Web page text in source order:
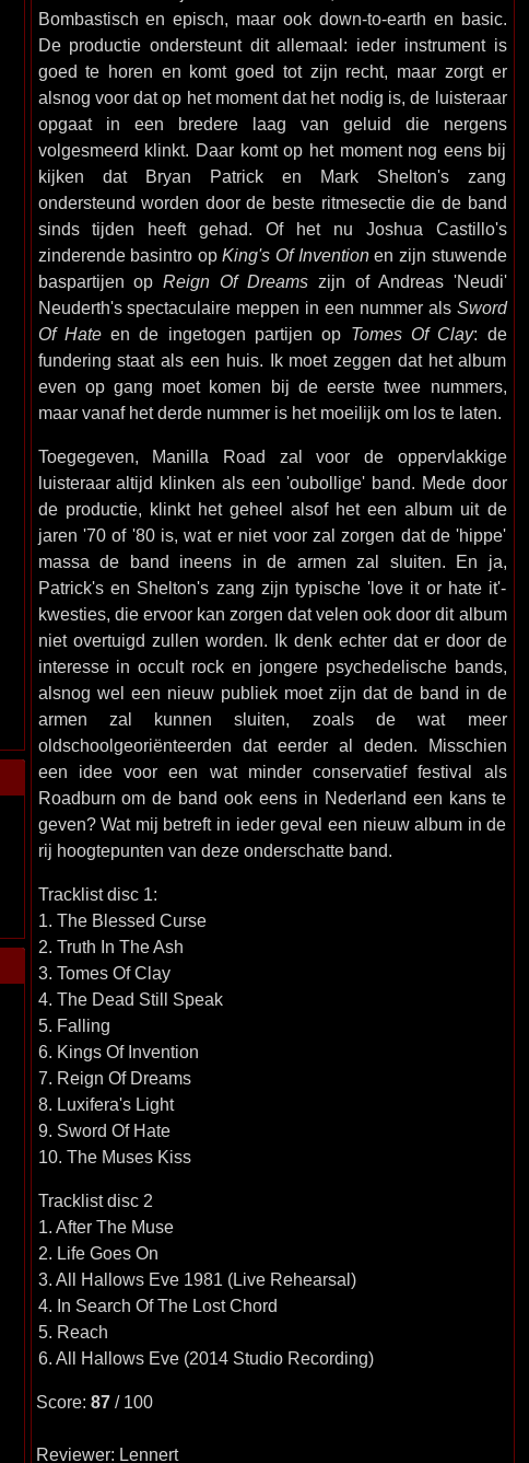
Bombastisch en episch, maar ook down-to-earth en basic.
De productie ondersteunt dit allemaal: ieder instrument is
goed te horen en komt goed tot zijn recht, maar zorgt er
alsnog voor dat op het moment dat het nodig is, de luisteraar
opgaat in een bredere laag van geluid die nergens
volgesmeerd klinkt. Daar komt op het moment nog eens bij
kijken dat Bryan Patrick en Mark Shelton's zang
ondersteund worden door de beste ritmesectie die de band
sinds tijden heeft gehad. Of het nu Joshua Castillo's
zinderende basintro opKing's Of Inventionen zijn stuwende
baspartijen opReign Of Dreams zijn of Andreas 'Neudi'
Neuderth's spectaculaire meppen in een nummer als Sword
Of Hateen de ingetogen partijen op Tomes Of Clay: de
fundering staat als een huis. Ik moet zeggen dat het album
even op gang moet komen bij de eerste twee nummers,
maar vanaf het derde nummer is het moeilijk om los te laten.
Toegegeven, Manilla Road zal voor de oppervlakkige
luisteraar altijd klinken als een 'oubollige' band. Mede door
de productie, klinkt het geheel alsof het een album uit de
jaren '70 of '80 is, wat er niet voor zal zorgen dat de 'hippe'
massa de band ineens in de armen zal sluiten. En ja,
Patrick's en Shelton's zang zijn typische 'love it or hate it'-
kwesties, die ervoor kan zorgen dat velen ook door dit album
niet overtuigd zullen worden. Ik denk echter dat er door de
interesse in occult rock en jongere psychedelische bands,
alsnog wel een nieuw publiek moet zijn dat de band in de
armen zal kunnen sluiten, zoals de wat meer
oldschoolgeoriënteerden dat eerder al deden. Misschien
een idee voor een wat minder conservatief festival als
Roadburn om de band ook eens in Nederland een kans te
geven? Wat mij betreft in ieder geval een nieuw album in de
rij hoogtepunten van deze onderschatte band.
Tracklist disc 1:
1. The Blessed Curse
2. Truth In The Ash
3. Tomes Of Clay
4. The Dead Still Speak
5. Falling
6. Kings Of Invention
7. Reign Of Dreams
8. Luxifera's Light
9. Sword Of Hate
10. The Muses Kiss
Tracklist disc 2
1. After The Muse
2. Life Goes On
3. All Hallows Eve 1981 (Live Rehearsal)
4. In Search Of The Lost Chord
5. Reach
6. All Hallows Eve (2014 Studio Recording)
Score: 87/ 100
Reviewer: Lennert